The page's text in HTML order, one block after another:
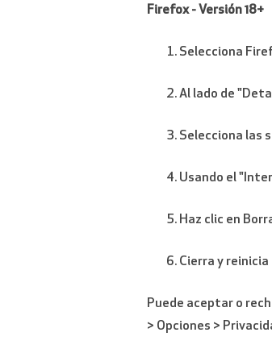
Firefox - Versión 18+
Selecciona
Al lado de
Selecciona las
Usando el
Haz clic en
Cierra y reinicia
Puede aceptar o
> Opciones >